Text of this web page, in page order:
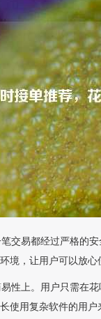
交易都经过严格的
境，让用户可以放心
性上。用户只需在
使用复杂软件的用户